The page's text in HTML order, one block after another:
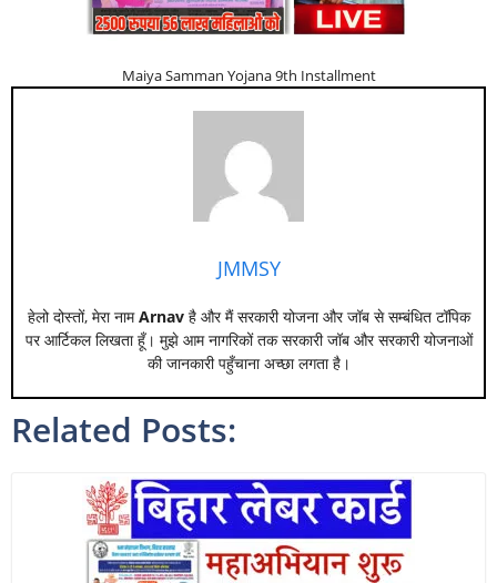
Maiya Samman Yojana 9th Installment
JMMSY
हेलो दोस्तों, मेरा नामArnavहै और मैं सरकारी योजना और जॉब से सम्बंधित टॉपिक
पर आर्टिकल लिखता हूँ। मुझे आम नागरिकों तक सरकारी जॉब और सरकारी योजनाओं
की जानकारी पहुँचाना अच्छा लगता है।
Related Posts: